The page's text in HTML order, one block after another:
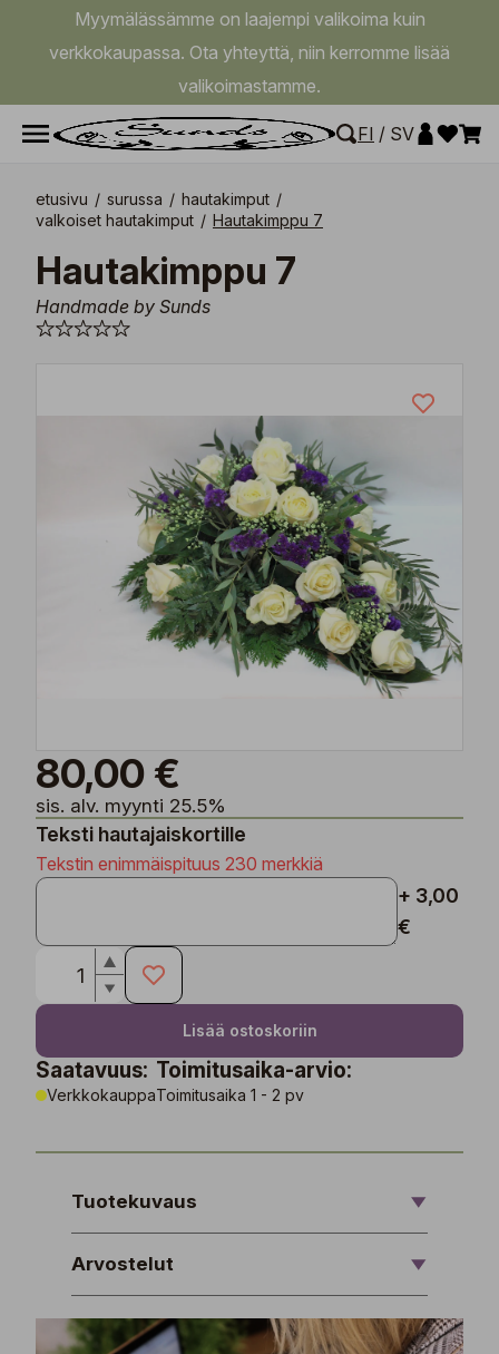
Myymälässämme on laajempi valikoima kuin
verkkokaupassa. Ota yhteyttä, niin kerromme lisää
valikoimastamme.
FI / SV
etusivu / surussa / hautakimput /
valkoiset hautakimput / Hautakimppu 7
Hautakimppu 7
Handmade by Sunds
80,00 €
sis. alv. myynti 25.5%
Teksti hautajaiskortille
Tekstin enimmäispituus 230 merkkiä
+ 3,00
€
Lisää ostoskoriin
Saatavuus:
Verkkokauppa
Toimitusaika-arvio:
Toimitusaika 1 - 2 pv
Tuotekuvaus
Arvostelut